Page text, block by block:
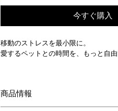
今すぐ購入
移動のストレスを最小限に。
愛するペットとの時間を、もっと自由
選出したモデルです。
愛するペットと、どこへでも安心し
商品情報